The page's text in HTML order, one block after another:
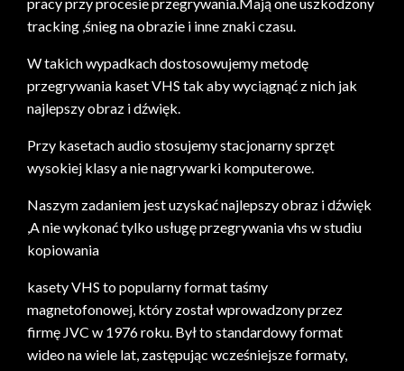
tracking ,śnieg na obrazie i inne znaki czasu.
W takich wypadkach dostosowujemy metodę
przegrywania kaset VHS tak aby wyciągnąć z nich jak
najlepszy obraz i dźwięk.
Przy kasetach audio stosujemy stacjonarny sprzęt
wysokiej klasy a nie nagrywarki komputerowe.
Naszym zadaniem jest uzyskać najlepszy obraz i dźwięk
,A nie wykonać tylko usługę przegrywania vhs w studiu
kopiowania
kasety VHS to popularny format taśmy
magnetofonowej, który został wprowadzony przez
firmę JVC w 1976 roku. Był to standardowy format
wideo na wiele lat, zastępując wcześniejsze formaty,